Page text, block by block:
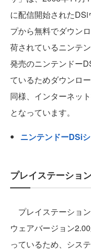
に配信開始された
プから無料でダウン
荷されているニンテ
発売のニンテンドー
ているためダウンロ
同様、インターネッ
となっています。
ニンテンドーDSi
プレイステーショ
プレイステーショ
ウェアバージョン
っているため、シス